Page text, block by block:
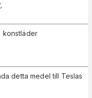
konstläder
detta medel till Teslas